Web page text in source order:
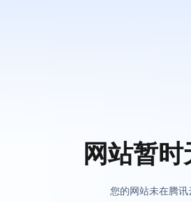
网站暂时
您的网站未在腾讯